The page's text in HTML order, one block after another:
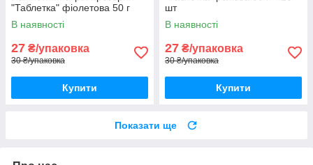
"Таблетка" фіолетова 50 г
В наявності
27 ₴/упаковка
30 ₴/упаковка
Купити
шт
В наявності
27 ₴/упаковка
30 ₴/упаковка
Купити
Показати ще